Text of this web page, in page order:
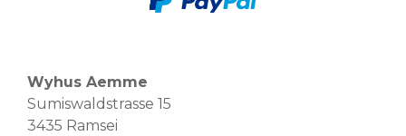
Wyhus Aemme
Sumiswaldstrasse 15
3435 Ramsei